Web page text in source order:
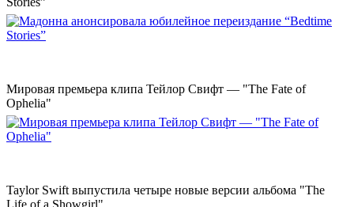
Мировая премьера клипа Тейлор Свифт — "The Fate of
Ophelia"
Taylor Swift выпустила четыре новые версии альбома "The